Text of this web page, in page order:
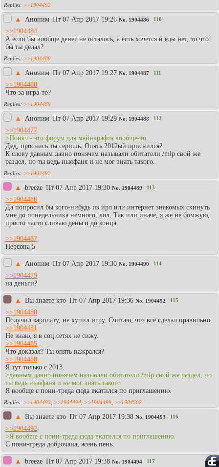
>>1904492
▲ Аноним Пт 07 Апр 2017 19:26 No. 1904486 110
>>1904484
А если бы вообще денег не осталось, а есть хочется и еды нет, то что
бы ты делал?
>>1904489
▲ Аноним Пт 07 Апр 2017 19:27 No. 1904487 111
>>1904480
Что за игра-то?
>>1904489
▲ Аноним Пт 07 Апр 2017 19:29 No. 1904488 112
>>1904477
>Поняч - это форум для майнкрафта вообще-то.
Дед, проснись ты серишь. Опять 2012ый приснился?
К слову давным давно понячем называли обитатели /mlp свой же
раздел, но ты ведь ньюфаня и не мог знать такого.
>>1904492
▲ breeze Пт 07 Апр 2017 19:30 No. 1904489 113
>>1904486
Да попросил бы кого-нибудь из ирл или интернет знакомых скинуть
мне до понедельника немного, лол. Так или иначе, я же не бомжую,
просто часто сливаю деньги до конца.
>>1904487
Персона 5
▲ Аноним Пт 07 Апр 2017 19:30 No. 1904490 114
>>1904479
на деньги?
▲ Вы знаете кто Пт 07 Апр 2017 19:36 No. 1904492 115
>>1904480
Получил зарплату, не купил игру. Считаю, что всё сделал правильно.
>>1904481
Не знаю, я в соц.сетях не сижу.
>>1904485
Что доказал? Ты опять нажрался?
>>1904488
Я тут только с 2013.
>давным давно понячем называли обитатели /mlp свой же раздел, но
ты ведь ньюфаня и не мог знать такого
Я вообще с пони-треда сюда вкатился по приглашению.
>>1904493 >>1904494 >>1904499 >>1904502
▲ Вы знаете кто Пт 07 Апр 2017 19:38 No. 1904493 116
>>1904492
>Я вообще с пони-треда сюда вкатился по приглашению.
С пони-треда доброчана, ясень пень.
▲ breeze Пт 07 Апр 2017 19:38 No. 1904494 117